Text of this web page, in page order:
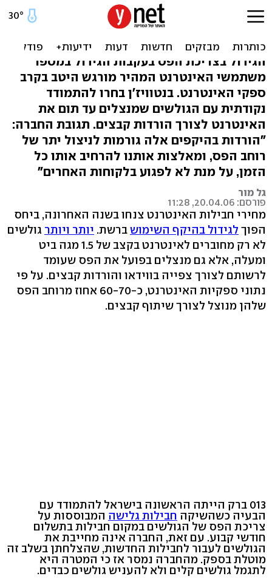
נטוויז'ן למורידים "כבדים":
שלמו יותר בבקשה
הגידול בצריכת הפס בעקבות הגידול במספר
משתמשי האינטרנט המהיר מורגש היטב בקרב
ספקי האינטרנט. בנטוויז'ן בחרו להתמודד
נקודתית עם הגולשים שמנצלים עד תום את
האינטרנט לצורך הורדות קבצים. תגובת החברה:
"הורדות בהיקפים אלה גורמות לניצול יתר של
רוחב הפס, ומאלצות אותנו להרחיב אותו כל
הזמן, על מנת לא לפגוע בלקוחות האחרים"
גל מור
פורסם: 20.04.06, 11:28
מחירי חבילות האינטרנט צנחו בשנה האחרונה, ביחס
הפוך לגידול בהיקף השימושברשת. יותר ויותר גולשים
לא רק מחוברים לאינטרנט בקצב של 1.5 מגה ביט
ומעלה, אלא גם מנצלים בפועל את הפס שעומד
לרשותם לצורך צפייה בווידאו והורדות קבצים. על פי
נתוני ספקיות האינטרנט, כ-60-70 אחוז מרוחב הפס
שלהן מנוצל לצורך שיתוף קבצים.
013 ברק הייתה הראשונה בישראל להתמודד עם
הבעיה כשהשיקה חבילות גלישה המבוססות על
צריכת הפס של הגולשים במקום חבילות בתשלום
חודשי קבוע. עם זאת, החברה אינה מחייבת את
הגולשים לעבור לחבילות החדשות, שהצלחתן בשלב זה
מוטלת בספק. מהחברה נמסר אז כי המטרה היא
לתגמל גולשים קלים ולא להעניש גולשים כבדים.